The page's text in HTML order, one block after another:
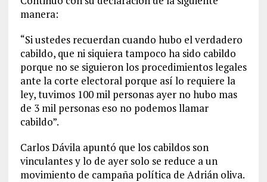
manera:
“Si ustedes recuerdan cuando hubo el verdadero
cabildo, que ni siquiera tampoco ha sido cabildo
porque no se siguieron los procedimientos legales
ante la corte electoral porque así lo requiere la
ley, tuvimos 100 mil personas ayer no hubo mas
de 3 mil personas eso no podemos llamar
cabildo”.
Carlos Dávila apuntó que los cabildos son
vinculantes y lo de ayer solo se reduce a un
movimiento de campaña política de Adrián oliva.